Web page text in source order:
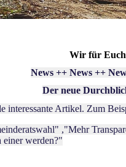
Wir für Euch
News ++ News ++
Der neue
interessante Artikel. Zum
,"Mehr
einer werden?"